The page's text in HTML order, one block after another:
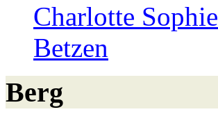
Charlotte Sophie
Betzen
Berg